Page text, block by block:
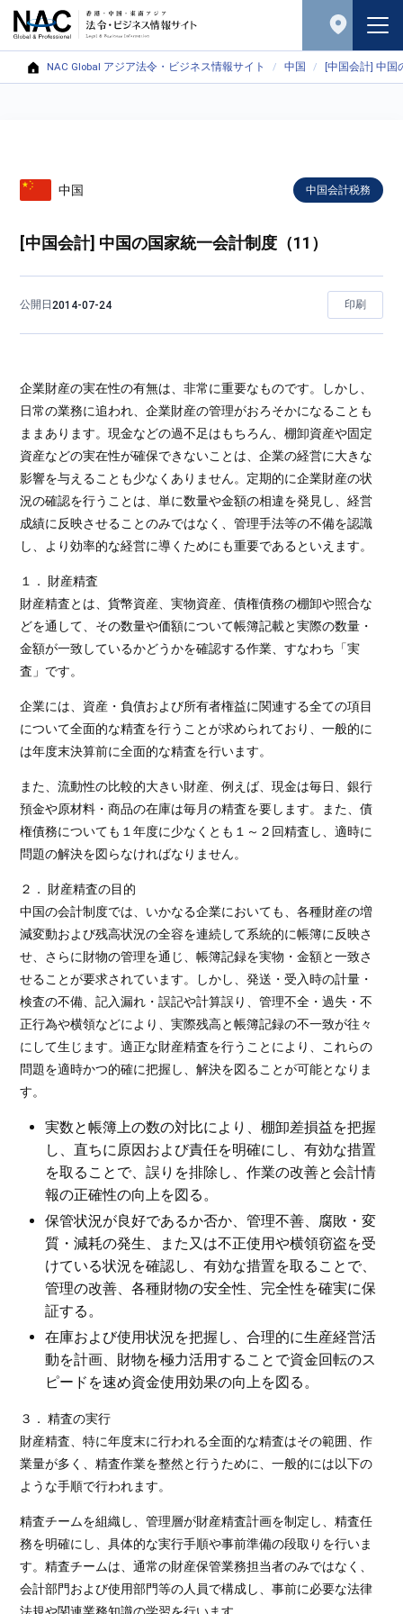
NAC Global アジア法令・ビジネス情報サイト 中国 [中国会計] 中国
中国 中国会計税務
[中国会計] 中国の国家統一会計制度（11）
公開日2014-07-24 印刷
企業財産の実在性の有無は、非常に重要なものです。しかし、
日常の業務に追われ、企業財産の管理がおろそかになることも
ままあります。現金などの過不足はもちろん、棚卸資産や固定
資産などの実在性が確保できないことは、企業の経営に大きな
影響を与えることも少なくありません。定期的に企業財産の状
況の確認を行うことは、単に数量や金額の相違を発見し、経営
成績に反映させることのみではなく、管理手法等の不備を認識
し、より効率的な経営に導くためにも重要であるといえます。
１． 財産精査
財産精査とは、貨幣資産、実物資産、債権債務の棚卸や照合な
どを通して、その数量や価額について帳簿記載と実際の数量・
金額が一致しているかどうかを確認する作業、すなわち「実
査」です。
企業には、資産・負債および所有者権益に関連する全ての項目
について全面的な精査を行うことが求められており、一般的に
は年度末決算前に全面的な精査を行います。
また、流動性の比較的大きい財産、例えば、現金は毎日、銀行
預金や原材料・商品の在庫は毎月の精査を要します。また、債
権債務についても１年度に少なくとも１～２回精査し、適時に
問題の解決を図らなければなりません。
２． 財産精査の目的
中国の会計制度では、いかなる企業においても、各種財産の増
減変動および残高状況の全容を連続して系統的に帳簿に反映さ
せ、さらに財物の管理を通じ、帳簿記録を実物・金額と一致さ
せることが要求されています。しかし、発送・受入時の計量・
検査の不備、記入漏れ・誤記や計算誤り、管理不全・過失・不
正行為や横領などにより、実際残高と帳簿記録の不一致が往々
にして生じます。適正な財産精査を行うことにより、これらの
問題を適時かつ的確に把握し、解決を図ることが可能となりま
す。
実数と帳簿上の数の対比により、棚卸差損益を把握
し、直ちに原因および責任を明確にし、有効な措置
を取ることで、誤りを排除し、作業の改善と会計情
報の正確性の向上を図る。
保管状況が良好であるか否か、管理不善、腐敗・変
質・減耗の発生、また又は不正使用や横領窃盗を受
けている状況を確認し、有効な措置を取ることで、
管理の改善、各種財物の安全性、完全性を確実に保
証する。
在庫および使用状況を把握し、合理的に生産経営活
動を計画、財物を極力活用することで資金回転のス
ピードを速め資金使用効果の向上を図る。
３． 精査の実行
財産精査、特に年度末に行われる全面的な精査はその範囲、作
業量が多く、精査作業を整然と行うために、一般的には以下の
ような手順で行われます。
精査チームを組織し、管理層が財産精査計画を制定し、精査任
務を明確にし、具体的な実行手順や事前準備の段取りを行いま
す。精査チームは、通常の財産保管業務担当者のみではなく、
会計部門および使用部門等の人員で構成し、事前に必要な法律